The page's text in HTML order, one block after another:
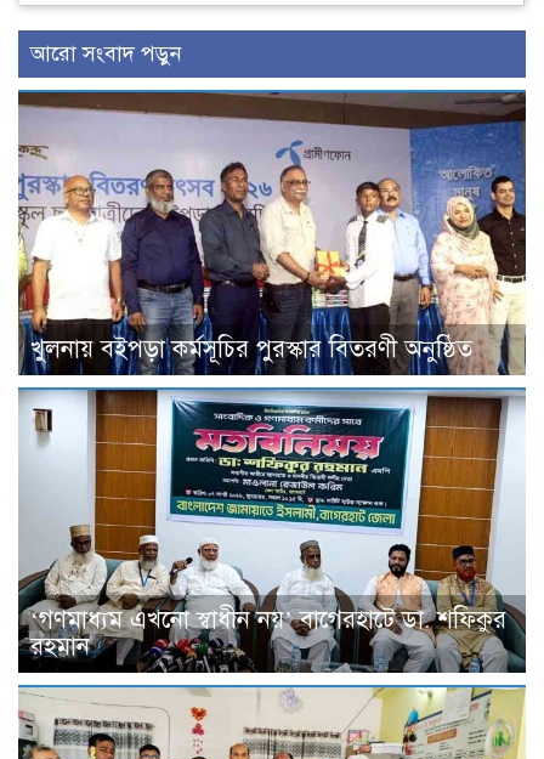
আরো সংবাদ পড়ুন
খুলনায় বইপড়া কর্মসূচির পুরস্কার বিতরণী অনুষ্ঠিত
‘গণমাধ্যম এখনো স্বাধীন নয়’ বাগেরহাটে ডা. শফিকুর
রহমান